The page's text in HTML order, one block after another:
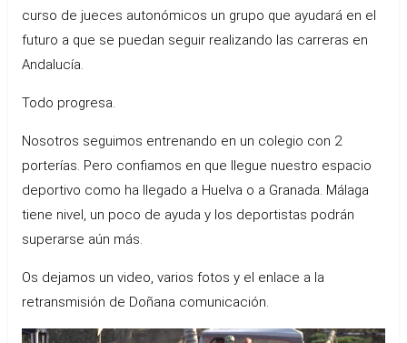
curso de jueces autonómicos un grupo que ayudará en el
futuro a que se puedan seguir realizando las carreras en
Andalucía.
Todo progresa.
Nosotros seguimos entrenando en un colegio con 2
porterías. Pero confiamos en que llegue nuestro espacio
deportivo como ha llegado a Huelva o a Granada. Málaga
tiene nivel, un poco de ayuda y los deportistas podrán
superarse aún más.
Os dejamos un video, varios fotos y el enlace a la
retransmisión de Doñana comunicación.